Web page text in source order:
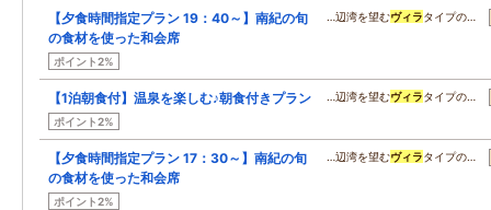
【夕食時間指定プラン 19：40～】南紀の旬
の食材を使った和会席
ポイント2%
…辺湾を望むヴィラタイプの…
【1泊朝食付】温泉を楽しむ♪朝食付きプラン
ポイント2%
…辺湾を望むヴィラタイプの…
【夕食時間指定プラン 17：30～】南紀の旬
の食材を使った和会席
ポイント2%
…辺湾を望むヴィラタイプの…